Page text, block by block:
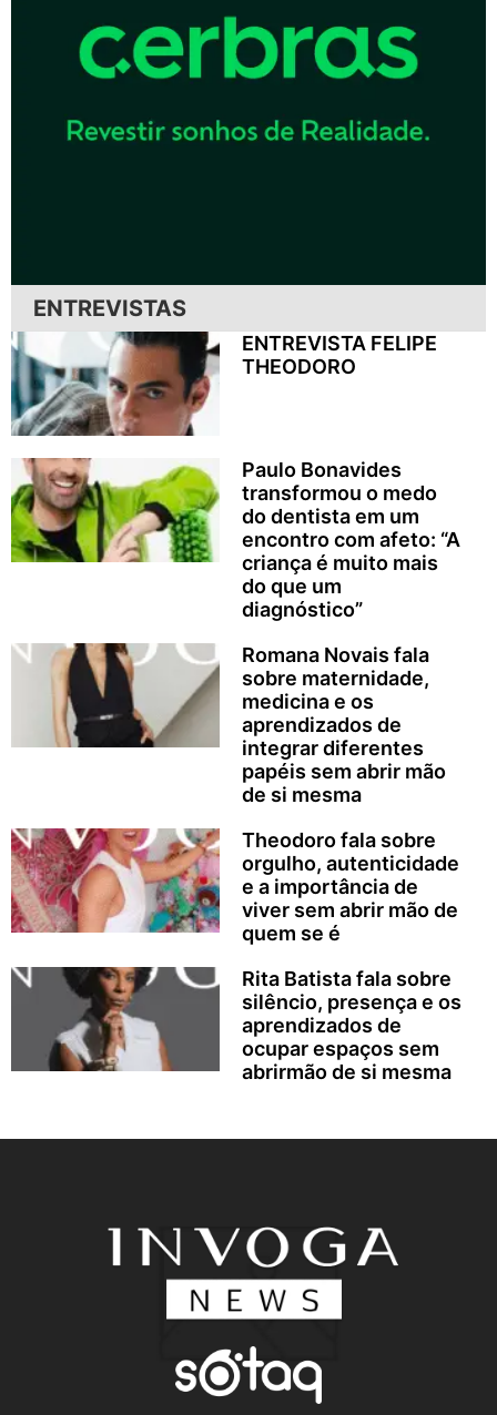
ENTREVISTAS
ENTREVISTA FELIPE
THEODORO
Paulo Bonavides
transformou o medo
do dentista em um
encontro com afeto: “A
criança é muito mais
do que um
diagnóstico”
Romana Novais fala
sobre maternidade,
medicina e os
aprendizados de
integrar diferentes
papéis sem abrir mão
de si mesma
Theodoro fala sobre
orgulho, autenticidade
e a importância de
viver sem abrir mão de
quem se é
Rita Batista fala sobre
silêncio, presença e os
aprendizados de
ocupar espaços sem
abrirmão de si mesma